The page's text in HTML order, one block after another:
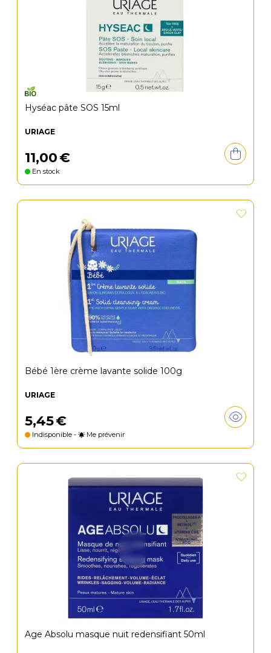
Hyséac pâte SOS 15ml
URIAGE
11,00€
En stock
Bébé 1ère crème lavante solide 100g
URIAGE
5,45€
Indisponible - Me prévenir
Age Absolu masque nuit redensifiant 50ml